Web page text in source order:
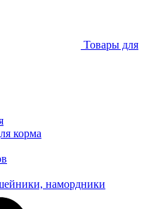
Товары для
корма
намордники